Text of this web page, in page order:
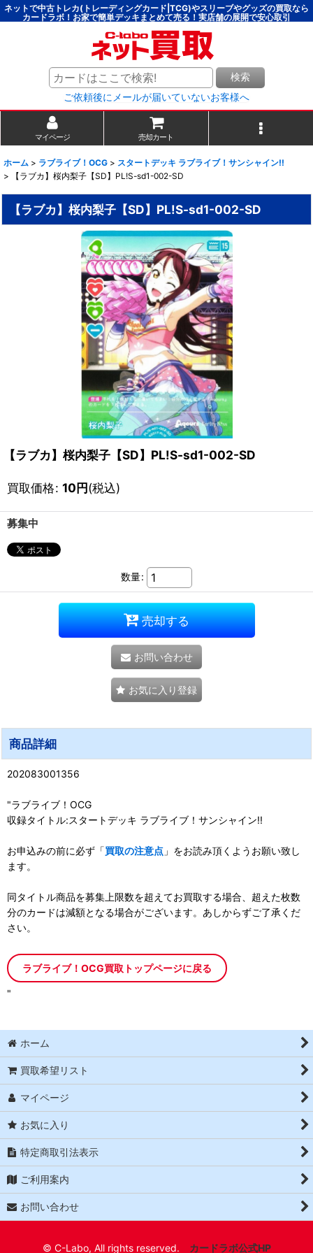
ネットで中古トレカ(トレーディングカード|TCG)やスリーブやグッズの買取なら
カードラボ！お家で簡単デッキまとめて売る！実店舗の展開で安心取引
検索
ご依頼後にメールが届いていないお客様へ
マイページ 売却カート
ホーム > ラブライブ！OCG > スタートデッキ ラブライブ！サンシャイン!!
>
【ラブカ】桜内梨子【SD】PL!S-sd1-002-SD
【ラブカ】桜内梨子【SD】PL!S-sd1-002-SD
【ラブカ】桜内梨子【SD】PL!S-sd1-002-SD
買取価格: 10円(税込)
募集中
数量:
売却する
お問い合わせ
お気に入り登録
商品詳細
202083001356
"ラブライブ！OCG
収録タイトル:スタートデッキ ラブライブ！サンシャイン!!
お申込みの前に必ず「買取の注意点 」をお読み頂くようお願い致し
ます。
同タイトル商品を募集上限数を超えてお買取する場合、超えた枚数
分のカードは減額となる場合がございます。あしからずご了承くだ
さい。
ラブライブ！OCG買取トップページに戻る
"
ホーム
買取希望リスト
マイページ
お気に入り
特定商取引法表示
ご利用案内
お問い合わせ
© C-Labo, All rights reserved. カードラボ公式HP